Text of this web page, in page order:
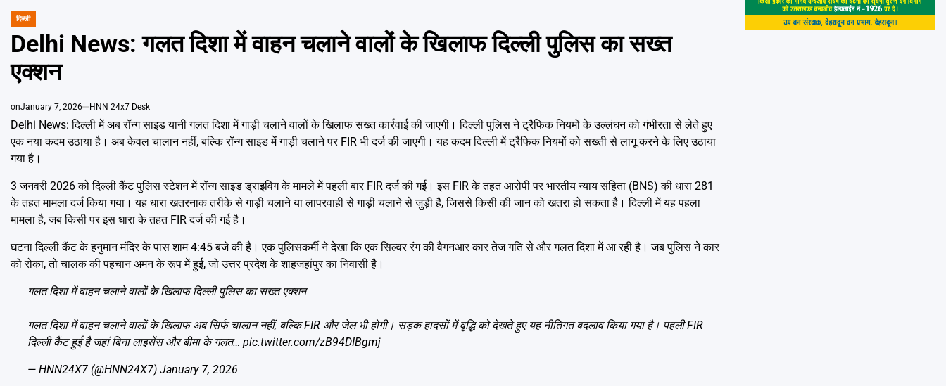
POSTED
IN
दिल्ली
Delhi News: गलत दिशा में वाहन चलाने वालों के खिलाफ दिल्ली पुलिस का सख्त
एक्शन
onJanuary 7, 2026 HNN 24x7 Desk
Delhi News: दिल्ली में अब रॉन्ग साइड यानी गलत दिशा में गाड़ी चलाने वालों के खिलाफ सख्त कार्रवाई की जाएगी। दिल्ली पुलिस ने ट्रैफिक नियमों के उल्लंघन को गंभीरता से लेते हुए
एक नया कदम उठाया है। अब केवल चालान नहीं, बल्कि रॉन्ग साइड में गाड़ी चलाने पर FIR भी दर्ज की जाएगी। यह कदम दिल्ली में ट्रैफिक नियमों को सख्ती से लागू करने के लिए उठाया
गया है।
3 जनवरी 2026 को दिल्ली कैंट पुलिस स्टेशन में रॉन्ग साइड ड्राइविंग के मामले में पहली बार FIR दर्ज की गई। इस FIR के तहत आरोपी पर भारतीय न्याय संहिता (BNS) की धारा 281
के तहत मामला दर्ज किया गया। यह धारा खतरनाक तरीके से गाड़ी चलाने या लापरवाही से गाड़ी चलाने से जुड़ी है, जिससे किसी की जान को खतरा हो सकता है। दिल्ली में यह पहला
मामला है, जब किसी पर इस धारा के तहत FIR दर्ज की गई है।
घटना दिल्ली कैंट के हनुमान मंदिर के पास शाम 4:45 बजे की है। एक पुलिसकर्मी ने देखा कि एक सिल्वर रंग की वैगनआर कार तेज गति से और गलत दिशा में आ रही है। जब पुलिस ने कार
को रोका, तो चालक की पहचान अमन के रूप में हुई, जो उत्तर प्रदेश के शाहजहांपुर का निवासी है।
गलत दिशा में वाहन चलाने वालों के खिलाफ दिल्ली पुलिस का सख्त एक्शन
गलत दिशा में वाहन चलाने वालों के खिलाफ अब सिर्फ चालान नहीं, बल्कि FIR और जेल भी होगी। सड़क हादसों में वृद्धि को देखते हुए यह नीतिगत बदलाव किया गया है। पहली FIR
दिल्ली कैंट हुई है जहां बिना लाइसेंस और बीमा के गलत… pic.twitter.com/zB94DIBgmj
— HNN24X7 (@HNN24X7) January 7, 2026